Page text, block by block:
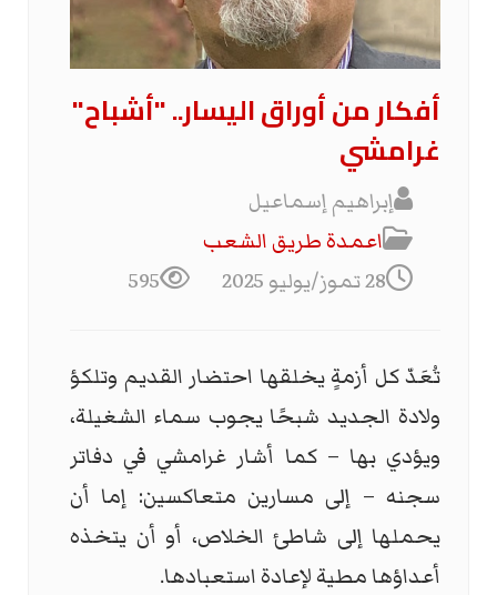
أفكار من أوراق اليسار.. "أشباح"
غرامشي
إبراهيم إسماعيل
اعمدة طريق الشعب
28 تموز/يوليو 2025
595
تُعَدّ كل أزمةٍ يخلقها احتضار القديم وتلكؤ
ولادة الجديد شبحًا يجوب سماء الشغيلة،
ويؤدي بها – كما أشار غرامشي في دفاتر
سجنه – إلى مسارين متعاكسين: إما أن
يحملها إلى شاطئ الخلاص، أو أن يتخذه
أعداؤها مطية لإعادة استعبادها.